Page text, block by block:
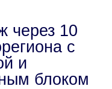
через 10
с
и
блоком